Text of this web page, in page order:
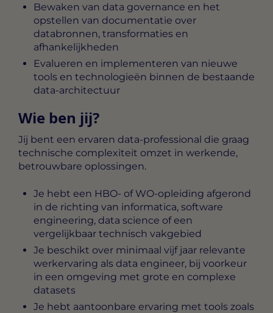
Bewaken van data governance en het
opstellen van documentatie over
databronnen, transformaties en
afhankelijkheden
Evalueren en implementeren van nieuwe
tools en technologieën binnen de bestaande
data-architectuur
Wie ben jij?
Jij bent een ervaren data-professional die graag
technische complexiteit omzet in werkende,
betrouwbare oplossingen.
Je hebt een HBO- of WO-opleiding afgerond
in de richting van informatica, software
engineering, data science of een
vergelijkbaar technisch vakgebied
Je beschikt over minimaal vijf jaar relevante
werkervaring als data engineer, bij voorkeur
in een omgeving met grote en complexe
datasets
Je hebt aantoonbare ervaring met tools zoals